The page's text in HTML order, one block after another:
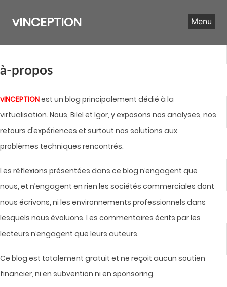
content
vINCEPTION Menu
à-propos
vINCEPTIONest un blog principalement dédié à la
virtualisation. Nous, Bilel et Igor, y exposons nos analyses, nos
retours d’expériences et surtout nos solutions aux
problèmes techniques rencontrés.
Les réflexions présentées dans ce blog n’engagent que
nous, et n’engagent en rien les sociétés commerciales dont
nous écrivons, ni les environnements professionnels dans
lesquels nous évoluons. Les commentaires écrits par les
lecteurs n’engagent que leurs auteurs.
Ce blog est totalement gratuit et ne reçoit aucun soutien
financier, ni en subvention ni en sponsoring.